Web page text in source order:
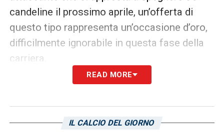
candeline il prossimo aprile, un’offerta di
questo tipo rappresenta un’occasione d’oro,
difficilmente ignorabile in questa fase della
carriera.
Torino e Cagliari: valutazioni in
In Italia, non è solo il club granata a riflettere
READ MORE
IL CALCIO DEL GIORNO